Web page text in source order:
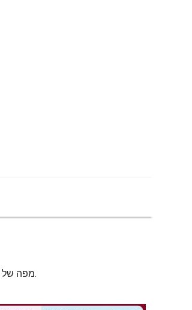
מפה של דובאי אטרקציות. דובאי אטרקציות המפה (איחוד האמירויות הערביות) כדי להדפיס. דובאי אטרקציות המפה (איחוד האמירויות הערביות) להורדה.